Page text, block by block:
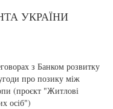
УКРАЇНИ
з Банком розвитку
про позику між
(проєкт "Житлові
осіб")